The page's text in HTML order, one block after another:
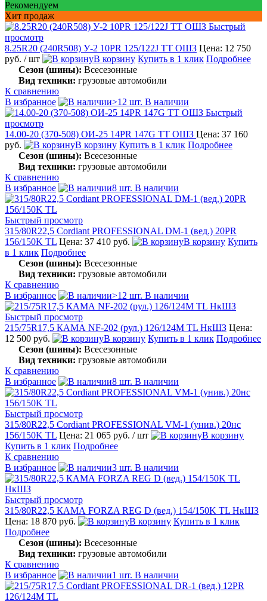
Рекомендуем
Хит продаж
Быстрый
просмотр
8.25R20 (240R508) У-2 10PR 125/122J TT ОШЗ Цена: 12 750
руб. / шт В корзину Купить в 1 клик Подробнее
Сезон (шины): Всесезонные
Вид техники: грузовые автомобили
К сравнению
В избранное
>12 шт. В наличии
Быстрый
просмотр
14.00-20 (370-508) ОИ-25 14PR 147G TT ОШЗ Цена: 37 160
руб.
В корзину Купить в 1 клик Подробнее
Сезон (шины): Всесезонные
Вид техники: грузовые автомобили
К сравнению
В избранное
8 шт. В наличии
Быстрый просмотр
315/80R22,5 Cordiant PROFESSIONAL DM-1 (вед.) 20PR
156/150K TL Цена: 37 410 руб. В корзину Купить
в 1 клик Подробнее
Сезон (шины): Всесезонные
Вид техники: грузовые автомобили
К сравнению
В избранное
>12 шт. В наличии
Быстрый просмотр
215/75R17,5 КАМА NF-202 (рул.) 126/124M TL НкШЗ Цена:
12 500 руб.
В корзину Купить в 1 клик Подробнее
Сезон (шины): Всесезонные
Вид техники: грузовые автомобили
К сравнению
В избранное
8 шт. В наличии
Быстрый просмотр
315/80R22,5 Cordiant PROFESSIONAL VM-1 (унив.) 20нс
156/150K TL Цена: 21 065 руб. / шт
В корзину
Купить в 1 клик Подробнее
К сравнению
В избранное
3 шт. В наличии
Быстрый просмотр
315/80R22,5 КАМА FORZA REG D (вед.) 154/150K TL НкШЗ
Цена: 18 870 руб.
В корзину Купить в 1 клик
Подробнее
Сезон (шины): Всесезонные
Вид техники: грузовые автомобили
К сравнению
В избранное
1 шт. В наличии